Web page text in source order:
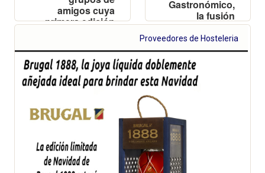
amigos cuya
primera edición
Madrid
Gastronómico,
la fusión
perfecta entre
la alta cocina y
la alta
coctelería de
Proveedores de Hosteleria